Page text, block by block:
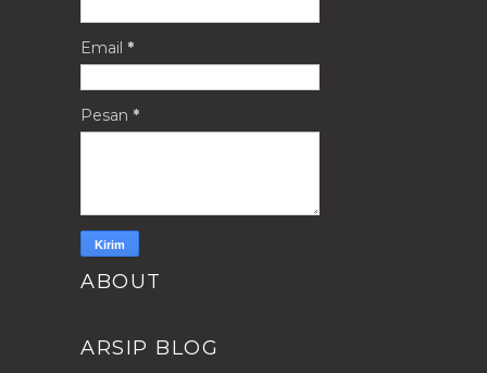
Email *
Pesan *
ABOUT
ARSIP BLOG